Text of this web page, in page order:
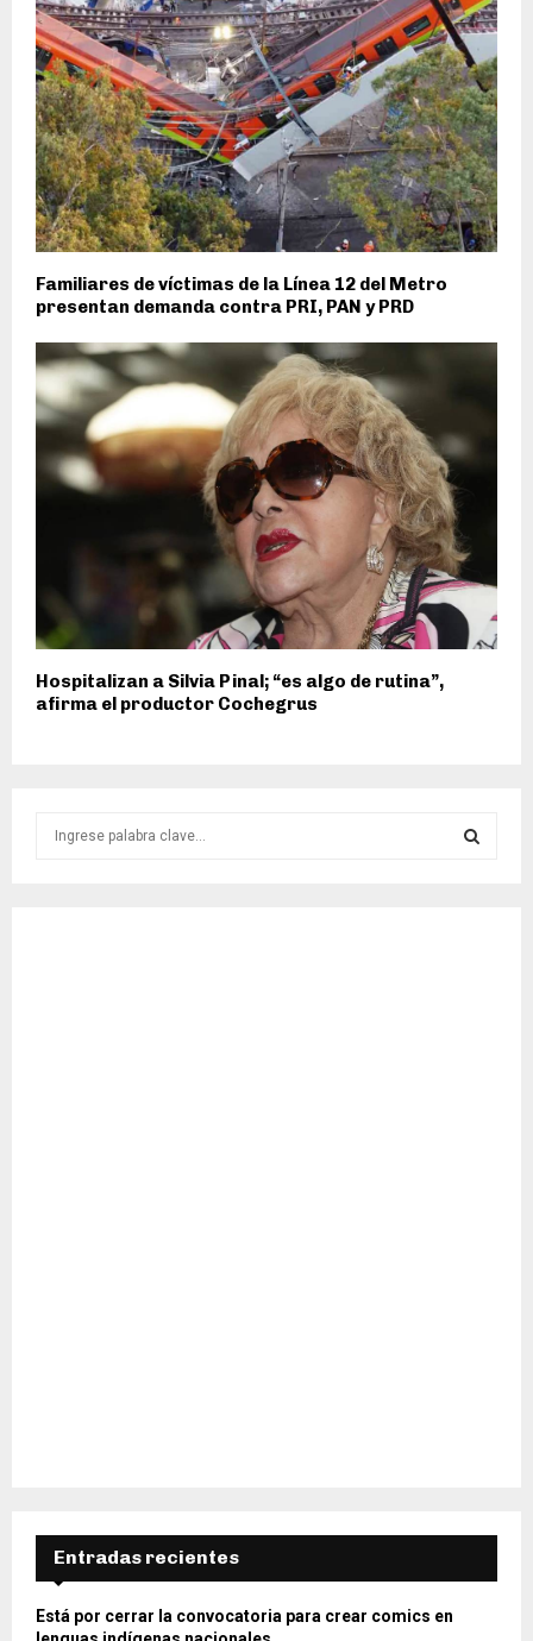
Familiares de víctimas de la Línea 12 del Metro
presentan demanda contra PRI, PAN y PRD
Hospitalizan a Silvia Pinal; “es algo de rutina”,
afirma el productor Cochegrus
Entradas recientes
Está por cerrar la convocatoria para crear comics en